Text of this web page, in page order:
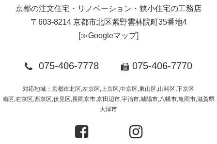
京都の注文住宅・リノベーション・狭小住宅の工務店
〒603-8214 京都市北区紫野雲林院町35番地4
≫Googleマップ
075-406-7778 075-406-7770
対応地域：京都市北区,左京区,上京区,中京区,東山区,山科区,下京区
南区,右京区,西京区,伏見区,長岡京市,京田辺市,宇治市,城陽市,八幡市,亀岡市,滋賀県
大津市